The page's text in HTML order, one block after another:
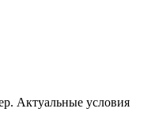
Актуальные условия